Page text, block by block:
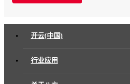
开云(中国)
行业应用